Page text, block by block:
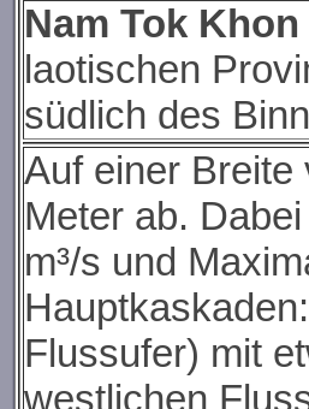
Nam Tok
laotischen
südlich des
Auf einer Breite
Meter ab.
m³/s und
Flussufer) mit
westlichen